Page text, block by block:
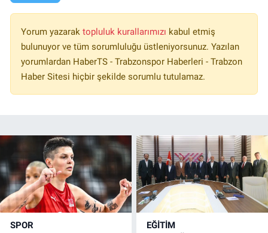
Yorum yazarak topluluk kurallarımızı kabul etmiş
bulunuyor ve tüm sorumluluğu üstleniyorsunuz. Yazılan
yorumlardan HaberTS - Trabzonspor Haberleri - Trabzon
Haber Sitesi hiçbir şekilde sorumlu tutulamaz.
SPOR EĞİTİM